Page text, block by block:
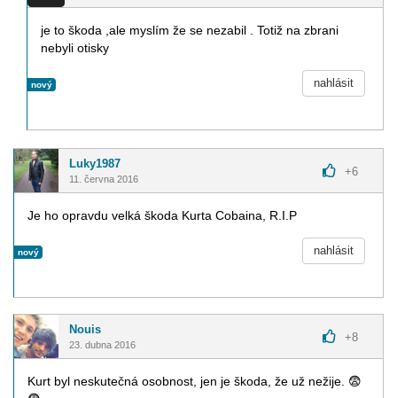
je to škoda ,ale myslím že se nezabil . Totiž na zbrani
nebyli otisky
nový nahlásit
Luky1987
11. června 2016
+6
Je ho opravdu velká škoda Kurta Cobaina, R.I.P
nový nahlásit
Nouis
23. dubna 2016
+8
Kurt byl neskutečná osobnost, jen je škoda, že už nežije. 😨